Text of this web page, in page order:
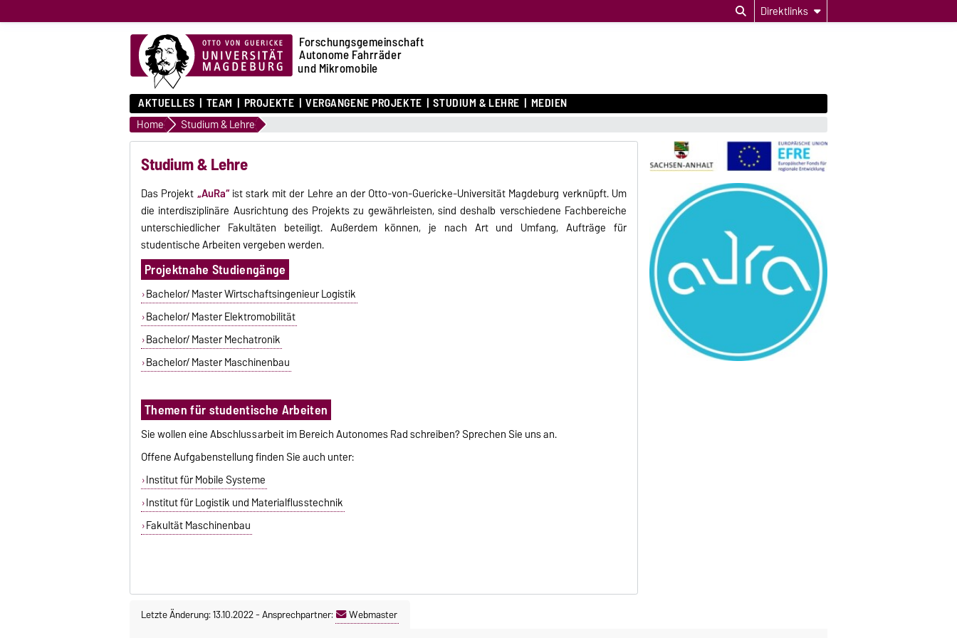
Direktlinks
Forschungsgemeinschaft
Autonome Fahrräder
und Mikromobile
AKTUELLES TEAM PROJEKTE VERGANGENE PROJEKTE STUDIUM & LEHRE MEDIEN
Home Studium & Lehre
Studium & Lehre
Das Projekt „AuRa“ ist stark mit der Lehre an der Otto-von-Guericke-Universität Magdeburg verknüpft. Um
die interdisziplinäre Ausrichtung des Projekts zu gewährleisten, sind deshalb verschiedene Fachbereiche
unterschiedlicher Fakultäten beteiligt. Außerdem können, je nach Art und Umfang, Aufträge für
studentische Arbeiten vergeben werden.
Projektnahe Studiengänge
Bachelor/ Master Wirtschaftsingenieur Logistik
Bachelor/ Master Elektromobilität
Bachelor/ Master Mechatronik
Bachelor/ Master Maschinenbau
Themen für studentische Arbeiten
Sie wollen eine Abschlussarbeit im Bereich Autonomes Rad schreiben? Sprechen Sie uns an.
Offene Aufgabenstellung finden Sie auch unter:
Institut für Mobile Systeme
Institut für Logistik und Materialflusstechnik
Fakultät Maschinenbau
Letzte Änderung: 13.10.2022-Ansprechpartner: Webmaster